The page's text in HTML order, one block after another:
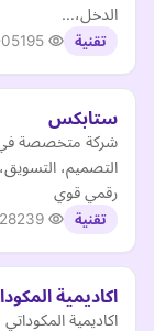
الدخل،…
تقنية
ستابكس
شركة متخصصة في
التصميم،
رقمي قوي
تقنية
اكاديمية
اكاديمية